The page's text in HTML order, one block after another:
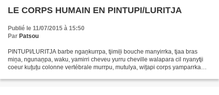
LE CORPS HUMAIN EN PINTUPI/LURITJA
Publié le 11/07/2015 à 15:50
Par Patsou
PINTUPI/LURITJA barbe ngaṉkurrpa, tjimiḻi bouche manyirrka, tjaa bras
miṉa, ngunaṉpa, waku, yamirri cheveu yurru cheville walapara cil nyanytji
coeur kuṯuṯu colonne vertébrale murrpu, mutulya, wiṯapi corps yamparrka